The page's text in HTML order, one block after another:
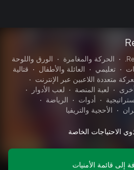
• الحركة والمغامرة •
الورق واللوحة
• تعليمي • العائلة والأطفال •
قتالية
متعددة اللاعبين عبر الإنترنت
•
أخرى • لعبة المنصة • لعب الأدوار
•
• أدوات • الرياضة
•
• الأحجية والتريفيا
إلى قائمة الأمنيات